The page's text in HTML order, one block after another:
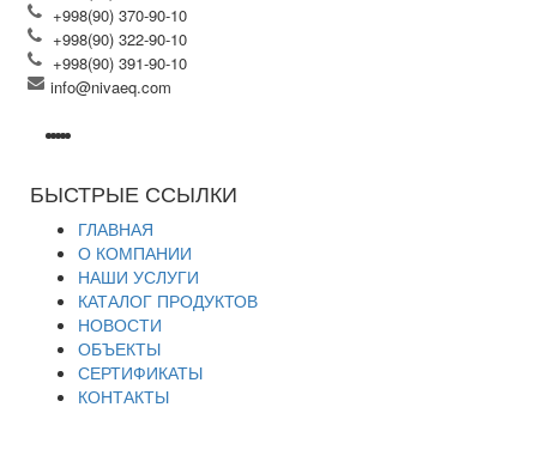
+998(90) 370-90-10
+998(90) 322-90-10
+998(90) 391-90-10
info@nivaeq.com
БЫСТРЫЕ ССЫЛКИ
ГЛАВНАЯ
О КОМПАНИИ
НАШИ УСЛУГИ
КАТАЛОГ ПРОДУКТОВ
НОВОСТИ
ОБЪЕКТЫ
СЕРТИФИКАТЫ
КОНТАКТЫ